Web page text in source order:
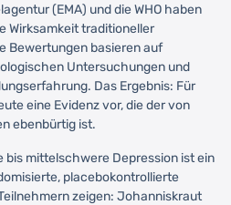
(EMA) und die WHO haben
Wirksamkeit traditioneller
Bewertungen basieren auf
Untersuchungen und
Das Ergebnis: Für
eine Evidenz vor, die der von
ebenbürtig ist.
mittelschwere Depression ist ein
placebokontrollierte
zeigen: Johanniskraut